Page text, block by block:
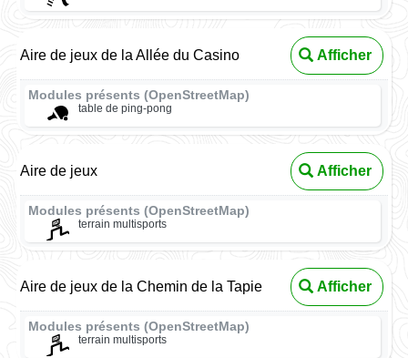
Aire de jeux de la Allée du Casino Afficher
Modules présents (OpenStreetMap)
table de ping-pong
Aire de jeux Afficher
Modules présents (OpenStreetMap)
terrain multisports
Aire de jeux de la Chemin de la Tapie Afficher
Modules présents (OpenStreetMap)
terrain multisports